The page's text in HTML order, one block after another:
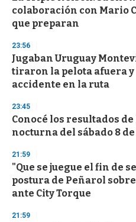
colaboración con Mario
que preparan
23:56
Jugaban Uruguay
tiraron la pelota afuera
accidente en la ruta
23:45
Conocé los resultados
nocturna del sábado 8 de
21:59
"Que se juegue el fin de
postura de Peñarol
ante City Torque
21:59